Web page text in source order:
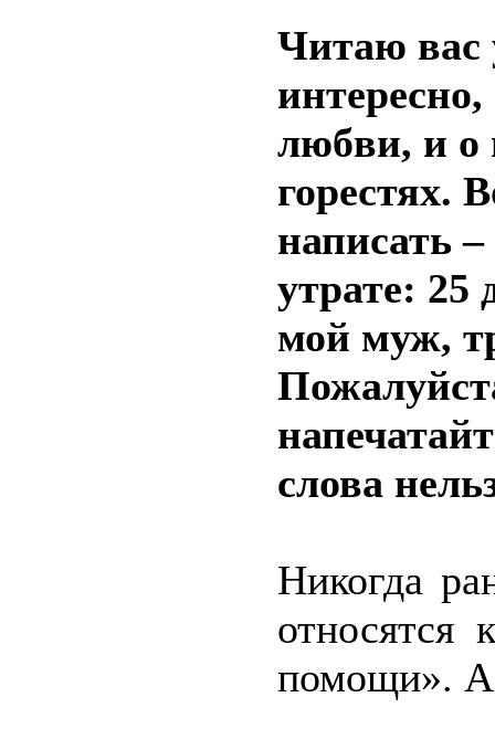
Читаю вас
любви, и о
горестях.
написать –
утрате: 25
мой муж,
слова
Никогда
помощи». А